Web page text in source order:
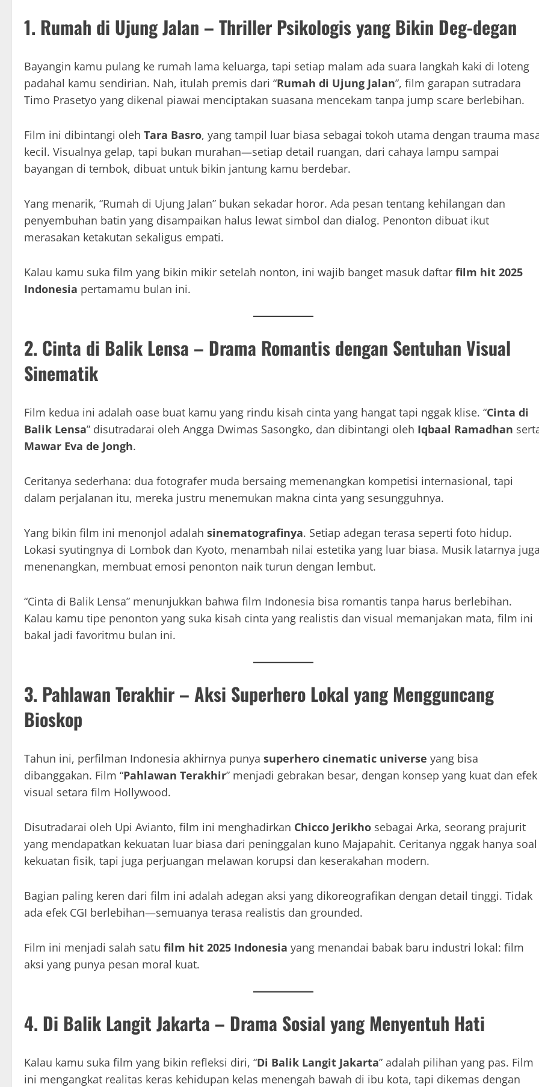
1. Rumah di Ujung Jalan – Thriller Psikologis yang Bikin Deg-degan
Bayangin kamu pulang ke rumah lama keluarga, tapi setiap malam ada suara langkah kaki di loteng
padahal kamu sendirian. Nah, itulah premis dari “Rumah di Ujung Jalan”, film garapan sutradara
Timo Prasetyo yang dikenal piawai menciptakan suasana mencekam tanpa jump scare berlebihan.
Film ini dibintangi oleh Tara Basro, yang tampil luar biasa sebagai tokoh utama dengan trauma
kecil. Visualnya gelap, tapi bukan murahan—setiap detail ruangan, dari cahaya lampu sampai
bayangan di tembok, dibuat untuk bikin jantung kamu berdebar.
Yang menarik, “Rumah di Ujung Jalan” bukan sekadar horor. Ada pesan tentang kehilangan dan
penyembuhan batin yang disampaikan halus lewat simbol dan dialog. Penonton dibuat ikut
merasakan ketakutan sekaligus empati.
Kalau kamu suka film yang bikin mikir setelah nonton, ini wajib banget masuk daftar film hit 2025
Indonesia pertamamu bulan ini.
2. Cinta di Balik Lensa – Drama Romantis dengan Sentuhan Visual
Sinematik
Film kedua ini adalah oase buat kamu yang rindu kisah cinta yang hangat tapi nggak klise. “Cinta di
Balik Lensa” disutradarai oleh Angga Dwimas Sasongko, dan dibintangi oleh Iqbaal Ramadhan
Mawar Eva de Jongh.
Ceritanya sederhana: dua fotografer muda bersaing memenangkan kompetisi internasional, tapi
dalam perjalanan itu, mereka justru menemukan makna cinta yang sesungguhnya.
Yang bikin film ini menonjol adalah sinematografinya. Setiap adegan terasa seperti foto hidup.
Lokasi syutingnya di Lombok dan Kyoto, menambah nilai estetika yang luar biasa. Musik latarnya
menenangkan, membuat emosi penonton naik turun dengan lembut.
“Cinta di Balik Lensa” menunjukkan bahwa film Indonesia bisa romantis tanpa harus berlebihan.
Kalau kamu tipe penonton yang suka kisah cinta yang realistis dan visual memanjakan mata, film ini
bakal jadi favoritmu bulan ini.
3. Pahlawan Terakhir – Aksi Superhero Lokal yang Mengguncang
Bioskop
Tahun ini, perfilman Indonesia akhirnya punya superhero cinematic universe yang bisa
dibanggakan. Film “Pahlawan Terakhir” menjadi gebrakan besar, dengan konsep yang kuat dan efek
visual setara film Hollywood.
Disutradarai oleh Upi Avianto, film ini menghadirkan Chicco Jerikho sebagai Arka, seorang prajurit
yang mendapatkan kekuatan luar biasa dari peninggalan kuno Majapahit. Ceritanya nggak hanya soal
kekuatan fisik, tapi juga perjuangan melawan korupsi dan keserakahan modern.
Bagian paling keren dari film ini adalah adegan aksi yang dikoreografikan dengan detail tinggi. Tidak
ada efek CGI berlebihan—semuanya terasa realistis dan grounded.
Film ini menjadi salah satu film hit 2025 Indonesia yang menandai babak baru industri lokal: film
aksi yang punya pesan moral kuat.
4. Di Balik Langit Jakarta – Drama Sosial yang Menyentuh Hati
Kalau kamu suka film yang bikin refleksi diri, “Di Balik Langit Jakarta” adalah pilihan yang pas. Film
ini mengangkat realitas keras kehidupan kelas menengah bawah di ibu kota, tapi dikemas dengan